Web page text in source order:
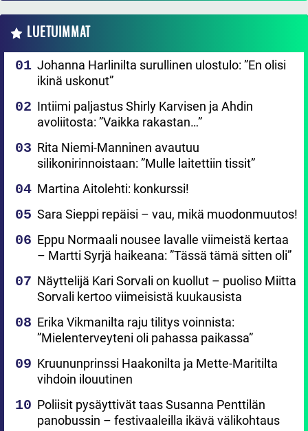
LUETUIMMAT
Johanna Harlinilta surullinen ulostulo: ”En olisi
ikinä uskonut”
Intiimi paljastus Shirly Karvisen ja Ahdin
avoliitosta: ”Vaikka rakastan…”
Rita Niemi-Manninen avautuu
silikonirinnoistaan: ”Mulle laitettiin tissit”
Martina Aitolehti: konkurssi!
Sara Sieppi repäisi – vau, mikä muodonmuutos!
Eppu Normaali nousee lavalle viimeistä kertaa
– Martti Syrjä haikeana: ”Tässä tämä sitten oli”
Näyttelijä Kari Sorvali on kuollut – puoliso Miitta
Sorvali kertoo viimeisistä kuukausista
Erika Vikmanilta raju tilitys voinnista:
”Mielenterveyteni oli pahassa paikassa”
Kruununprinssi Haakonilta ja Mette-Maritilta
vihdoin ilouutinen
Poliisit pysäyttivät taas Susanna Penttilän
panobussin – festivaaleilla ikävä välikohtaus